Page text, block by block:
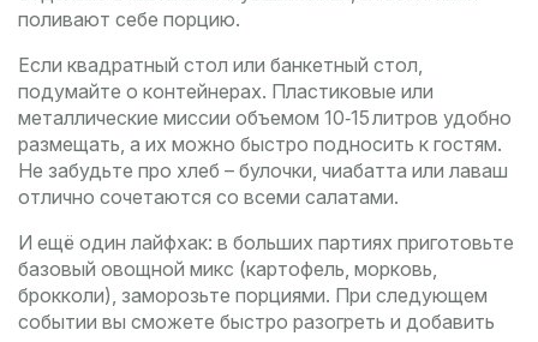
поливают себе порцию.
Если квадратный стол или банкетный стол,
подумайте о контейнерах. Пластиковые или
металлические миссии объемом 10‑15 литров удобно
размещать, а их можно быстро подносить к гостям.
Не забудьте про хлеб – булочки, чиабатта или лаваш
отлично сочетаются со всеми салатами.
И ещё один лайфхак: в больших партиях приготовьте
базовый овощной микс (картофель, морковь,
брокколи), заморозьте порциями. При следующем
событии вы сможете быстро разогреть и добавить